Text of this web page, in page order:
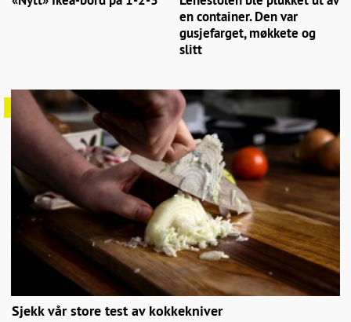
en container. Den var
gusjefarget, møkkete og
slitt
Sjekk vår store test av kokkekniver